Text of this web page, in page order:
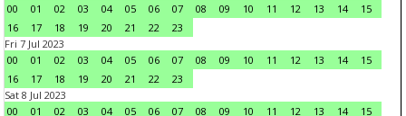
00
01 02 03 04 05 06 07 08 09 10 11 12 13 14
15
16
17 18 19 20 21 22
23
Fri 7 Jul 2023
00
01 02 03 04 05 06 07 08 09 10 11 12 13 14
15
16
17 18 19 20 21 22
23
Sat 8 Jul 2023
00
01 02 03 04 05 06 07 08 09 10 11 12 13 14
15